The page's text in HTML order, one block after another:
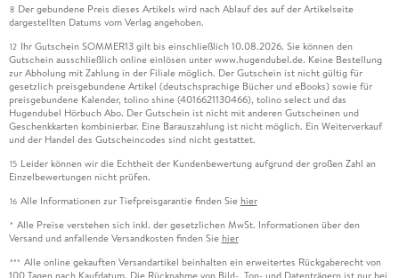
8 Der gebundene Preis dieses Artikels wird nach Ablauf des auf der Artikelseite
dargestellten Datums vom Verlag angehoben.
12 Ihr Gutschein SOMMER13 gilt bis einschließlich 10.08.2026. Sie können den
Gutschein ausschließlich online einlösen unter www.hugendubel.de. Keine Bestellung
zur Abholung mit Zahlung in der Filiale möglich. Der Gutschein ist nicht gültig für
gesetzlich preisgebundene Artikel (deutschsprachige Bücher und eBooks) sowie für
preisgebundene Kalender, tolino shine (4016621130466), tolino select und das
Hugendubel Hörbuch Abo. Der Gutschein ist nicht mit anderen Gutscheinen und
Geschenkkarten kombinierbar. Eine Barauszahlung ist nicht möglich. Ein Weiterverkauf
und der Handel des Gutscheincodes sind nicht gestattet.
15 Leider können wir die Echtheit der Kundenbewertung aufgrund der großen Zahl an
Einzelbewertungen nicht prüfen.
16 Alle Informationen zur Tiefpreisgarantie finden Sie hier
* Alle Preise verstehen sich inkl. der gesetzlichen MwSt. Informationen über den
Versand und anfallende Versandkosten finden Sie hier
*** Alle online gekauften Versandartikel beinhalten ein erweitertes Rückgaberecht von
100 Tagen nach Kaufdatum. Die Rücknahme von Bild-, Ton- und Datenträgern ist nur bei